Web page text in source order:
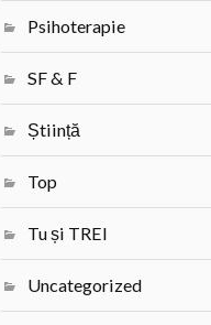
Psihoterapie
SF & F
Știință
Top
Tu și TREI
Uncategorized